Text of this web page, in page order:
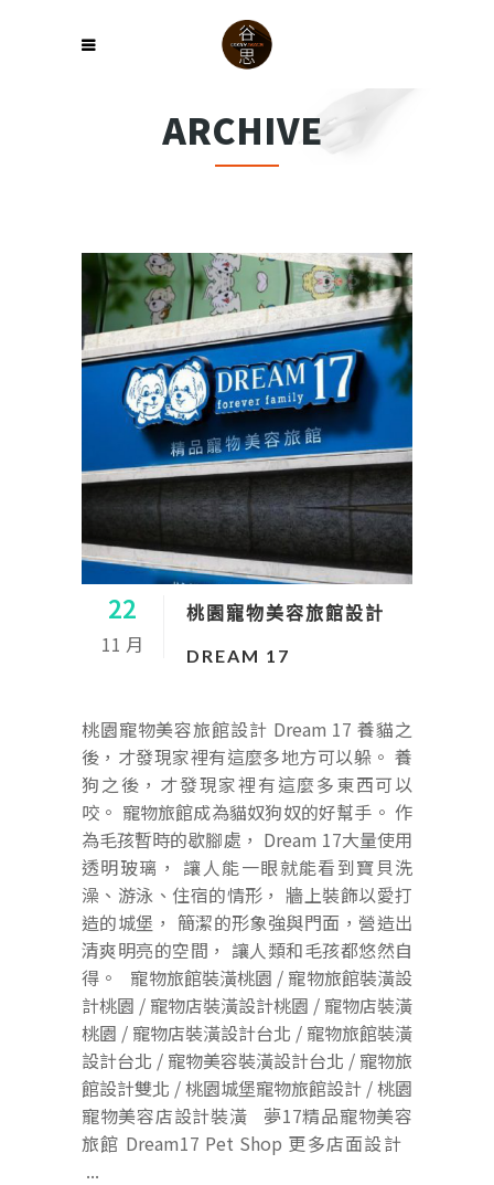
ARCHIVE
22
11 月
桃園寵物美容旅館設計
DREAM 17
桃園寵物美容旅館設計 Dream 17 養貓之
後，才發現家裡有這麼多地方可以躲。 養
狗之後，才發現家裡有這麼多東西可以
咬。 寵物旅館成為貓奴狗奴的好幫手。 作
為毛孩暫時的歇腳處， Dream 17大量使用
透明玻璃， 讓人能一眼就能看到寶貝洗
澡、游泳、住宿的情形， 牆上裝飾以愛打
造的城堡， 簡潔的形象強與門面，營造出
清爽明亮的空間， 讓人類和毛孩都悠然自
得。 寵物旅館裝潢桃園 / 寵物旅館裝潢設
計桃園 / 寵物店裝潢設計桃園 / 寵物店裝潢
桃園 / 寵物店裝潢設計台北 / 寵物旅館裝潢
設計台北 / 寵物美容裝潢設計台北 / 寵物旅
館設計雙北 / 桃園城堡寵物旅館設計 / 桃園
寵物美容店設計裝潢 夢17精品寵物美容
旅館 Dream17 Pet Shop 更多店面設計
...